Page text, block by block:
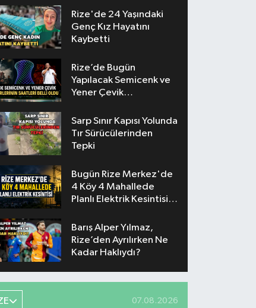
Rize'de 24 Yaşındaki
Genç Kız Hayatını
Kaybetti
Rize’de Bugün
Yapılacak Semicenk ve
Yener Çevik
Belli Oldu
Sarp Sınır Kapısı Yolunda
Tır Sürücülerinden
Tepki
Bugün Rize Merkez'de
4 Köy 4 Mahallede
Planlı Elektrik Kesintisi
Barış Alper Yılmaz,
Rize’den Ayrılırken Ne
Kadar Haklıydı?
07.08.2026